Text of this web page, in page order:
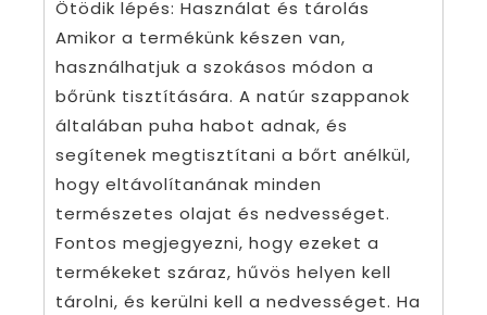
Ötödik lépés: Használat és tárolás
Amikor a termékünk készen van,
használhatjuk a szokásos módon a
bőrünk tisztítására. A natúr szappanok
általában puha habot adnak, és
segítenek megtisztítani a bőrt anélkül,
hogy eltávolítanának minden
természetes olajat és nedvességet.
Fontos megjegyezni, hogy ezeket a
termékeket száraz, hűvös helyen kell
tárolni, és kerülni kell a nedvességet. Ha